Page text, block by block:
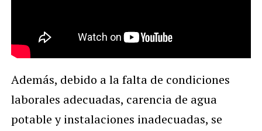
Además, debido a la falta de condiciones
laborales adecuadas, carencia de agua
potable y instalaciones inadecuadas, se